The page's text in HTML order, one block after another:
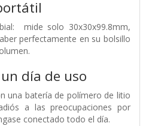
mide solo 30x30x99.8mm,
perfectamente en su bolsillo
día de uso
una batería de polímero de litio
a las preocupaciones por
conectado todo el día.